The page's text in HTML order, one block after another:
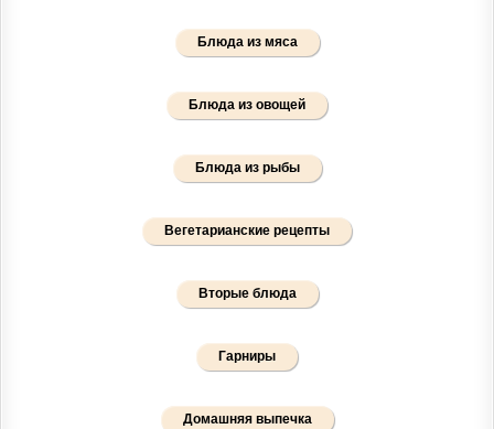
Блюда из мяса
Блюда из овощей
Блюда из рыбы
Вегетарианские рецепты
Вторые блюда
Гарниры
Домашняя выпечка